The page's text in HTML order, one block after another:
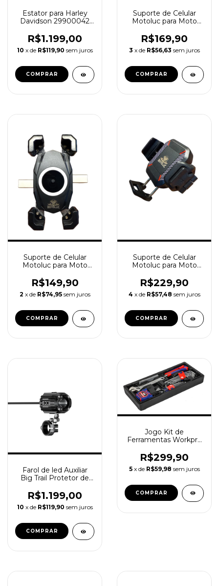
Estator para Harley
Davidson 29900042
R$1.199,00
10 x de R$119,90 sem juros
Suporte de Celular
Motoluc para Moto
R$169,90
3 x de R$56,63 sem juros
Suporte de Celular
Motoluc para Moto
R$149,90
2 x de R$74,95 sem juros
Suporte de Celular
Motoluc para Moto
R$229,90
4 x de R$57,48 sem juros
Farol de led Auxiliar
Big Trail Protetor de
R$1.199,00
10 x de R$119,90 sem juros
Jogo Kit de
Ferramentas Workpro
31 pcs
R$299,90
5 x de R$59,98 sem juros